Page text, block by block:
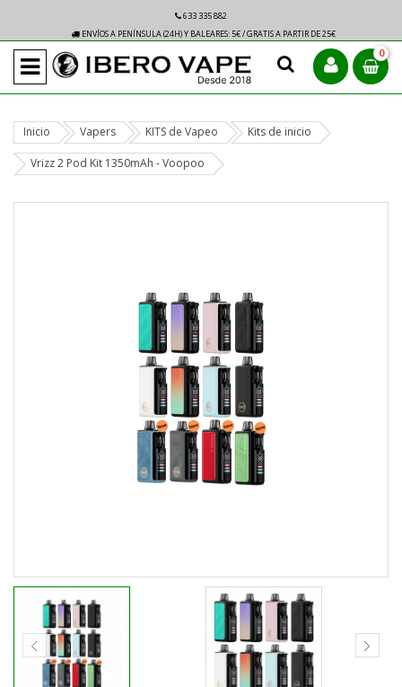
633 335 882
ENVÍOS A PENÍNSULA (24H) Y BALEARES: 5€ / GRATIS A PARTIR DE 25€
0
Inicio Vapers KITS de Vapeo Kits de inicio
Vrizz 2 Pod Kit 1350mAh - Voopoo